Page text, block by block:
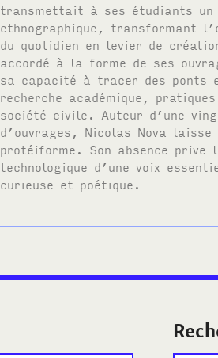
transmettait à ses étudiants un
ethnographique, transformant
du quotidien en levier de
accordé à la forme de ses
sa capacité à tracer des ponts
recherche académique,
société civile. Auteur d’une
d’ouvrages, Nicolas Nova laisse
protéiforme. Son absence prive
technologique d’une voix
curieuse et poétique.